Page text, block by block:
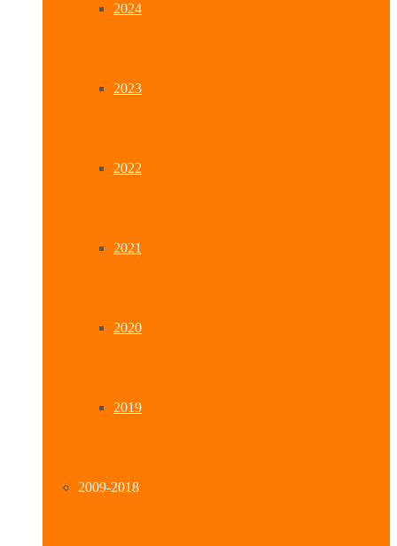
2024
2023
2022
2021
2020
2019
2009-2018